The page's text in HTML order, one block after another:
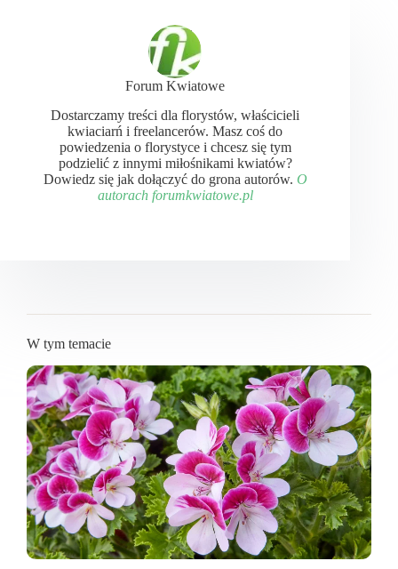
Forum Kwiatowe
Dostarczamy treści dla florystów, właścicieli
kwiaciarń i freelancerów. Masz coś do
powiedzenia o florystyce i chcesz się tym
podzielić z innymi miłośnikami kwiatów?
Dowiedz się jak dołączyć do grona autorów. O
autorach forumkwiatowe.pl
W tym temacie